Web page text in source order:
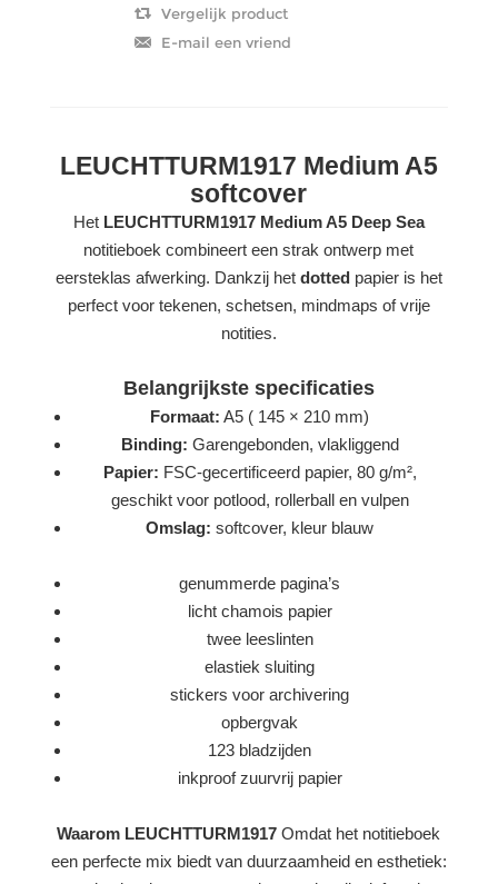
LEUCHTTURM1917 Medium A5
softcover
Het LEUCHTTURM1917 Medium A5 Deep Sea
notitieboek combineert een strak ontwerp met
eersteklas afwerking. Dankzij het dottedpapier is het
perfect voor tekenen, schetsen, mindmaps of vrije
notities.
Belangrijkste specificaties
Formaat: A5 ( 145 × 210 mm)
Binding: Garengebonden, vlakliggend
Papier: FSC-gecertificeerd papier, 80 g/m²,
geschikt voor potlood, rollerball en vulpen
Omslag: softcover, kleur blauw
genummerde pagina’s
licht chamois papier
twee leeslinten
elastiek sluiting
stickers voor archivering
opbergvak
123 bladzijden
inkproof zuurvrij papier
Waarom LEUCHTTURM1917 Omdat het notitieboek
een perfecte mix biedt van duurzaamheid en esthetiek: